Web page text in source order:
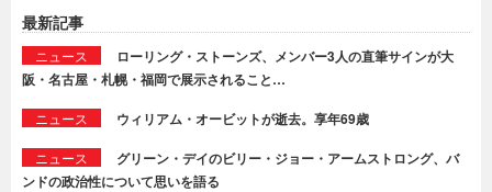
最新記事
ニュース
ローリング・ストーンズ、メンバー3人の直筆サインが大
阪・名古屋・札幌・福岡で展示されること…
ニュース ウィリアム・オービットが逝去。享年69歳
ニュース
グリーン・デイのビリー・ジョー・アームストロング、バ
ンドの政治性について思いを語る